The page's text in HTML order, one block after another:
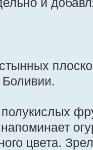
цвета.